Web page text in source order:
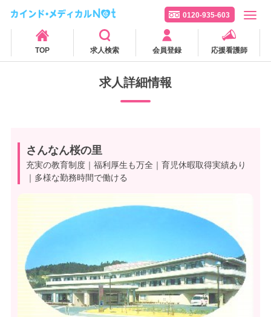
0120-935-603
TOP 求人検索 会員登録 応援看護師
求人詳細情報
さんなん桜の里
充実の教育制度｜福利厚生も万全｜育児休暇取得実績あり
｜多様な勤務時間で働ける